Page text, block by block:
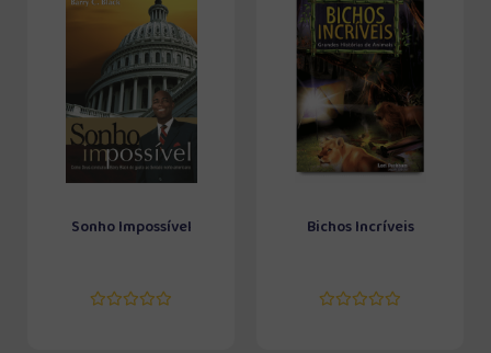
Sonho Impossível Bichos Incríveis